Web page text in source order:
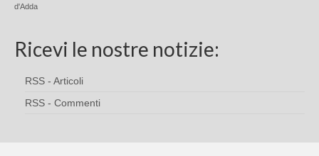
d'Adda
Ricevi le nostre notizie:
RSS - Articoli
RSS - Commenti